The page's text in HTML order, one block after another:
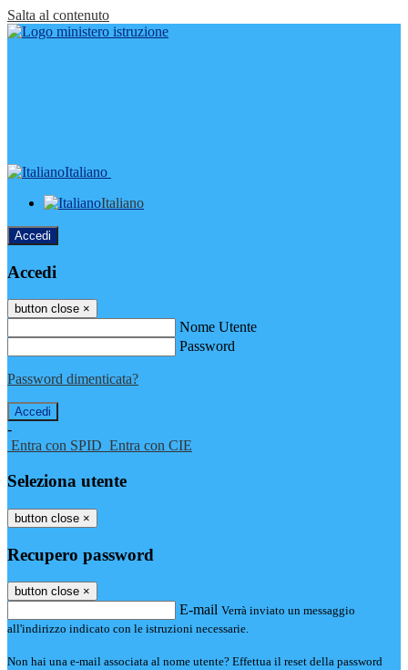
Salta al contenuto
Italiano
Italiano
Accedi
Accedi
button close ×
Nome Utente
Password
Password dimenticata?
-
Entra con SPID Entra con CIE
Seleziona utente
button close ×
Recupero password
button close ×
E-mail Verrà inviato un messaggio
all'indirizzo indicato con le istruzioni necessarie.
Non hai una e-mail associata al nome utente? Effettua il reset della password